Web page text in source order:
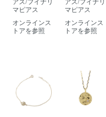
アス/フイナリ
マピアス
オンラインス
トアを参照
アス/フイナリ
マピアス
オンラインス
トアを参照